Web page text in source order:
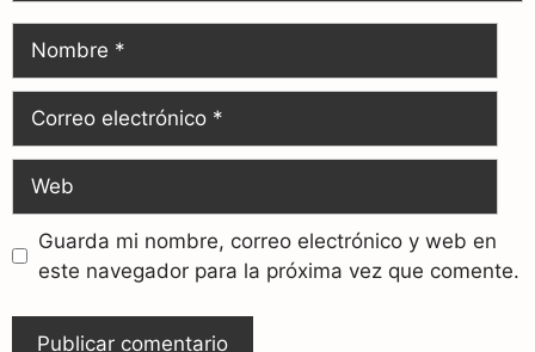
Guarda mi nombre, correo electrónico y web en
este navegador para la próxima vez que comente.